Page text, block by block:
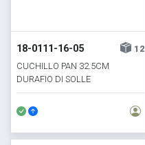
18-0111-16-05
12
CUCHILLO PAN 32.5CM
DURAFIO DI SOLLE